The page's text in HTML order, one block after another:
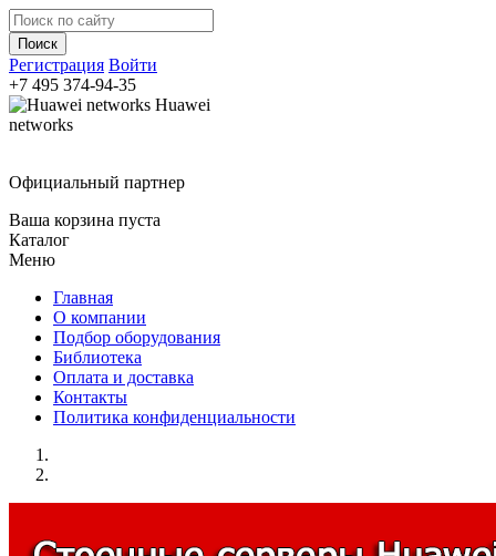
Регистрация Войти
+7 495 374-94-35
Huawei
networks
Официальный партнер
Ваша корзина пуста
Каталог
Меню
Главная
О компании
Подбор оборудования
Библиотека
Оплата и доставка
Контакты
Политика конфиденциальности